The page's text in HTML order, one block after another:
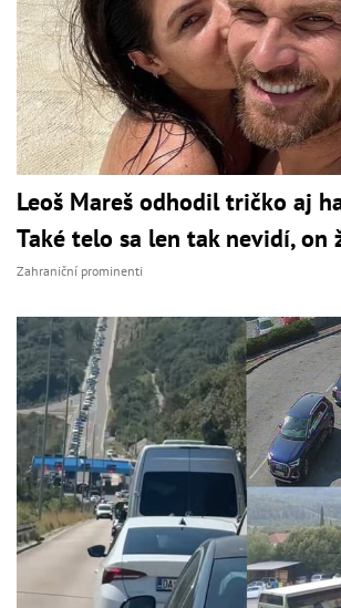
Leoš Mareš odhodil tričko aj
Také telo sa len tak nevidí, on
Zahraniční prominenti